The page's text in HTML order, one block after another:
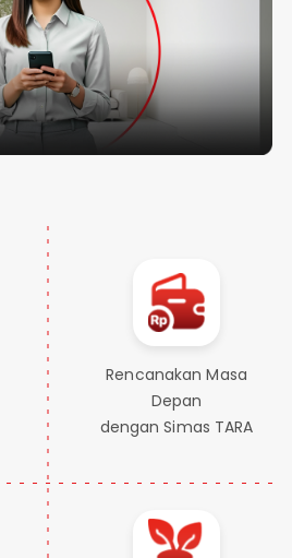
Rencanakan Masa
Depan
dengan Simas TARA